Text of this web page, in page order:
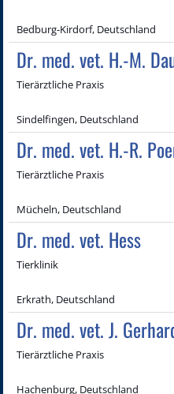
Bedburg-Kirdorf, Deutschland
Dr. med. vet. H.-M.
Tierärztliche Praxis
Sindelfingen, Deutschland
Dr. med. vet. H.-R.
Tierärztliche Praxis
Mücheln, Deutschland
Dr. med. vet. Hess
Tierklinik
Erkrath, Deutschland
Dr. med. vet. J.
Tierärztliche Praxis
Hachenburg, Deutschland